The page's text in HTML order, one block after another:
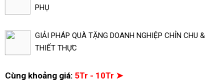
PHỤ
GIẢI PHÁP QUÀ TẶNG DOANH NGHIỆP CHỈN CHU &
THIẾT THỰC
Cùng khoảng giá: 5Tr - 10Tr ➤